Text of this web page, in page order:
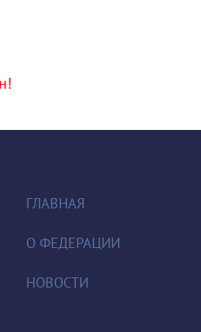
ГЛАВНАЯ
О ФЕДЕРАЦИИ
НОВОСТИ